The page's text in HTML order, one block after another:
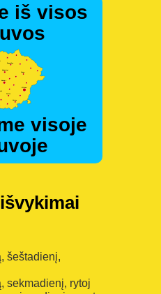
iš visos
visoje
šeštadienį,
sekmadienį, rytoj